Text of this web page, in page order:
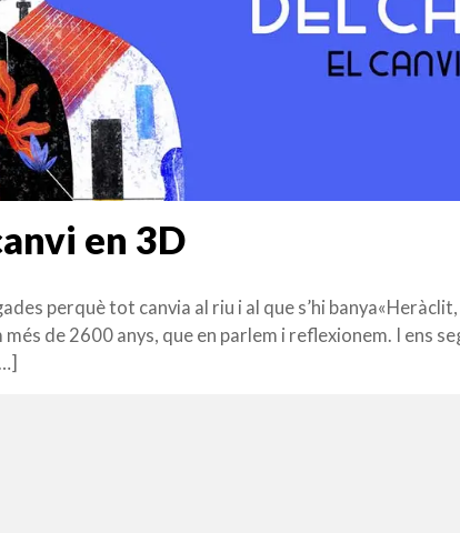
en 3D
perquè tot canvia al riu i al que s’hi
de 2600 anys, que en parlem i reflexionem. I ens